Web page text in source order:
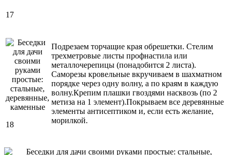
17
18
Подрезаем торчащие края обрешетки. Стелим
трехметровые листы профнастила или
металлочерепицы (понадобится 2 листа).
Саморезы кровельные вкручиваем в шахматном
порядке через одну волну, а по краям в каждую
волну.Крепим плашки гвоздями насквозь (по 2
метиза на 1 элемент).Покрываем все деревянные
элементы антисептиком и, если есть желание,
морилкой.